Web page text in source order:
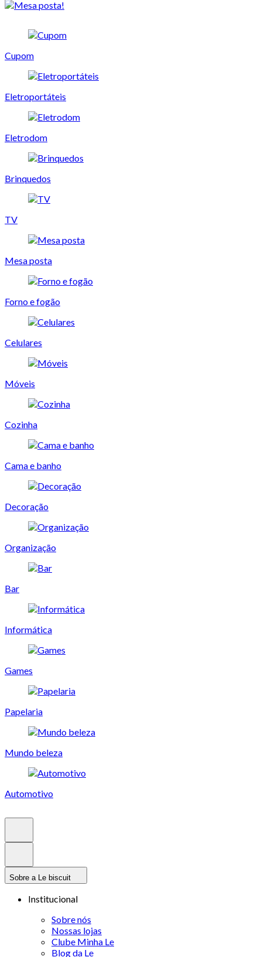
Cupom
Eletroportáteis
Eletrodom
Brinquedos
TV
Mesa posta
Forno e fogão
Celulares
Móveis
Cozinha
Cama e banho
Decoração
Organização
Bar
Informática
Games
Papelaria
Mundo beleza
Automotivo
Sobre a Le biscuit
Institucional
Sobre nós
Nossas lojas
Clube Minha Le
Blog da Le